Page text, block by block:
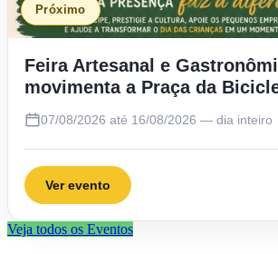
Próximo
Feira Artesanal e
movimenta a Praça da
07/08/2026 até 16/08/2026 — dia inteiro
Ver evento
Veja todos os Eventos